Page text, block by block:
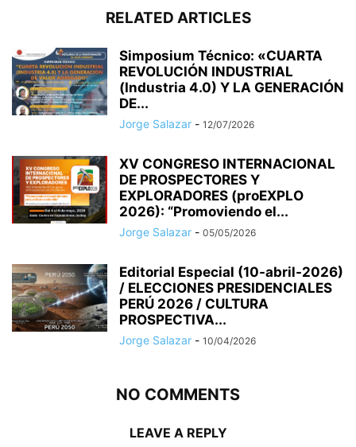
RELATED ARTICLES
Simposium Técnico: «CUARTA
REVOLUCIÓN INDUSTRIAL
(Industria 4.0) Y LA GENERACIÓN
DE...
Jorge Salazar - 12/07/2026
XV CONGRESO INTERNACIONAL
DE PROSPECTORES Y
EXPLORADORES (proEXPLO
2026): “Promoviendo el...
Jorge Salazar - 05/05/2026
Editorial Especial (10-abril-2026)
/ ELECCIONES PRESIDENCIALES
PERÚ 2026 / CULTURA
PROSPECTIVA...
Jorge Salazar - 10/04/2026
NO COMMENTS
LEAVE A REPLY